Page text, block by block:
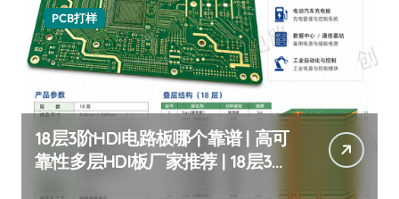
PCB打样
18层3阶HDI电路板哪个靠谱 | 高可
靠性多层HDI板厂家推荐 | 18层3阶